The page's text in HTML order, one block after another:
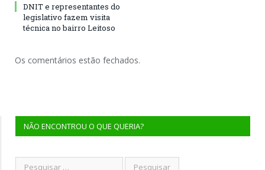
DNIT e representantes do
legislativo fazem visita
técnica no bairro Leitoso
Os comentários estão fechados.
NÃO ENCONTROU O QUE QUERIA?